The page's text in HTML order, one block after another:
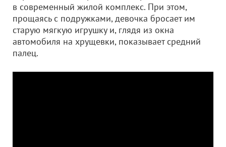
в современный жилой комплекс. При этом,
прощаясь с подружками, девочка бросает им
старую мягкую игрушку и, глядя из окна
автомобиля на хрущевки, показывает средний
палец.